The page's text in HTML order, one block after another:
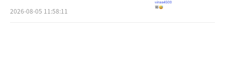
2026-08-05 11:58:11